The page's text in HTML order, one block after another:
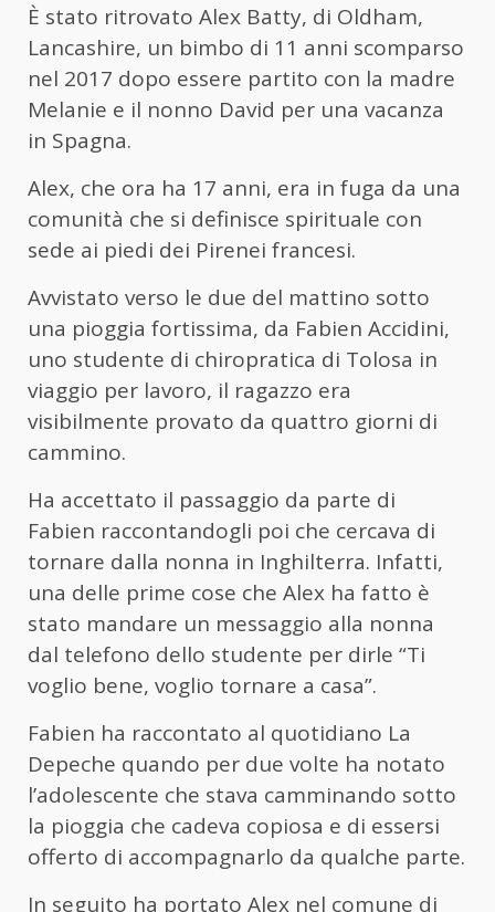
È stato ritrovato Alex Batty, di Oldham,
Lancashire, un bimbo di 11 anni scomparso
nel 2017 dopo essere partito con la madre
Melanie e il nonno David per una vacanza
in Spagna.
Alex, che ora ha 17 anni, era in fuga da una
comunità che si definisce spirituale con
sede ai piedi dei Pirenei francesi.
Avvistato verso le due del mattino sotto
una pioggia fortissima, da Fabien Accidini,
uno studente di chiropratica di Tolosa in
viaggio per lavoro, il ragazzo era
visibilmente provato da quattro giorni di
cammino.
Ha accettato il passaggio da parte di
Fabien raccontandogli poi che cercava di
tornare dalla nonna in Inghilterra. Infatti,
una delle prime cose che Alex ha fatto è
stato mandare un messaggio alla nonna
dal telefono dello studente per dirle “Ti
voglio bene, voglio tornare a casa”.
Fabien ha raccontato al quotidiano La
Depeche quando per due volte ha notato
l’adolescente che stava camminando sotto
la pioggia che cadeva copiosa e di essersi
offerto di accompagnarlo da qualche parte.
In seguito ha portato Alex nel comune di